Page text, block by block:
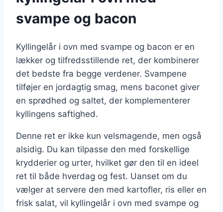
svampe og bacon
Kyllingelår i ovn med svampe og bacon er en
lækker og tilfredsstillende ret, der kombinerer
det bedste fra begge verdener. Svampene
tilføjer en jordagtig smag, mens baconet giver
en sprødhed og saltet, der komplementerer
kyllingens saftighed.
Denne ret er ikke kun velsmagende, men også
alsidig. Du kan tilpasse den med forskellige
krydderier og urter, hvilket gør den til en ideel
ret til både hverdag og fest. Uanset om du
vælger at servere den med kartofler, ris eller en
frisk salat, vil kyllingelår i ovn med svampe og